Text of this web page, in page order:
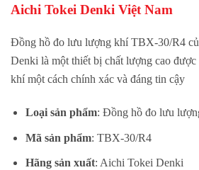
Aichi Tokei Denki Việt Nam
Đồng hồ đo lưu lượng khí TBX-30/R4
Denki là một thiết bị chất lượng cao
khí một cách chính xác và đáng tin cậy
Loại sản phẩm: Đồng hồ đo lưu
Mã sản phẩm: TBX-30/R4
Hãng sản xuất: Aichi Tokei Denki